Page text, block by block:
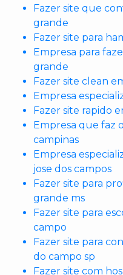
Fazer site que
grande
Fazer site para
Empresa para
grande
Fazer site clean
Empresa
Fazer site rapido
Empresa que faz
campinas
Empresa
jose dos campos
Fazer site para
grande ms
Fazer site para
campo
Fazer site para
do campo sp
Fazer site com